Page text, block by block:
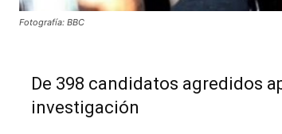
Fotografía: BBC
De 398 candidatos agredidos
investigación